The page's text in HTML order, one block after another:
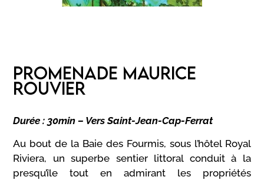
PROMENADE MAURICE
ROUVIER
Durée : 30min – Vers Saint-Jean-Cap-Ferrat
Au bout de la Baie des Fourmis, sous l’hôtel Royal
Riviera, un superbe sentier littoral conduit à la
presqu’île tout en admirant les propriétés